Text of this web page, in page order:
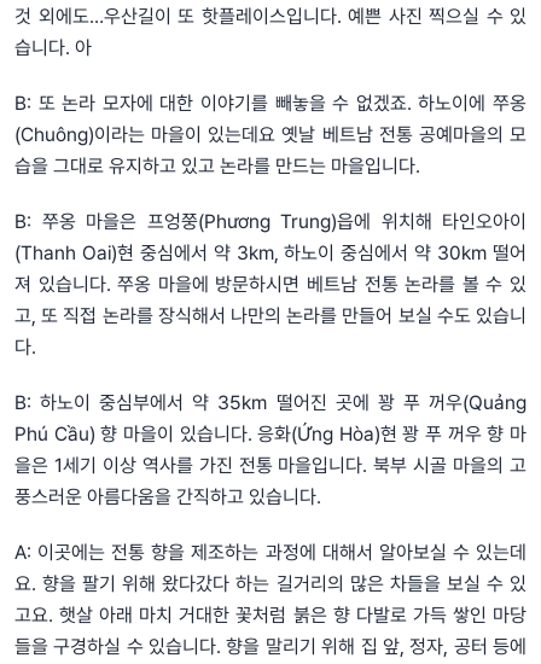
것 외에도…우산길이 또 핫플레이스입니다. 예쁜 사진 찍으실 수 있
습니다. 아
B: 또 논라 모자에 대한 이야기를 빼놓을 수 없겠죠. 하노이에 쭈옹
(Chuông)이라는 마을이 있는데요 옛날 베트남 전통 공예마을의 모
습을 그대로 유지하고 있고 논라를 만드는 마을입니다.
B: 쭈옹 마을은 프엉쭝(Phương Trung)읍에 위치해 타인오아이
(Thanh Oai)현 중심에서 약 3km, 하노이 중심에서 약 30km 떨어
져 있습니다. 쭈옹 마을에 방문하시면 베트남 전통 논라를 볼 수 있
고, 또 직접 논라를 장식해서 나만의 논라를 만들어 보실 수도 있습니
다.
B: 하노이 중심부에서 약 35km 떨어진 곳에 꽝 푸 꺼우(Quảng
Phú Cầu) 향 마을이 있습니다. 응화(Ứng Hòa)현 꽝 푸 꺼우 향 마
을은 1세기 이상 역사를 가진 전통 마을입니다. 북부 시골 마을의 고
풍스러운 아름다움을 간직하고 있습니다.
A: 이곳에는 전통 향을 제조하는 과정에 대해서 알아보실 수 있는데
요. 향을 팔기 위해 왔다갔다 하는 길거리의 많은 차들을 보실 수 있
고요. 햇살 아래 마치 거대한 꽃처럼 붉은 향 다발로 가득 쌓인 마당
들을 구경하실 수 있습니다. 향을 말리기 위해 집 앞, 정자, 공터 등에